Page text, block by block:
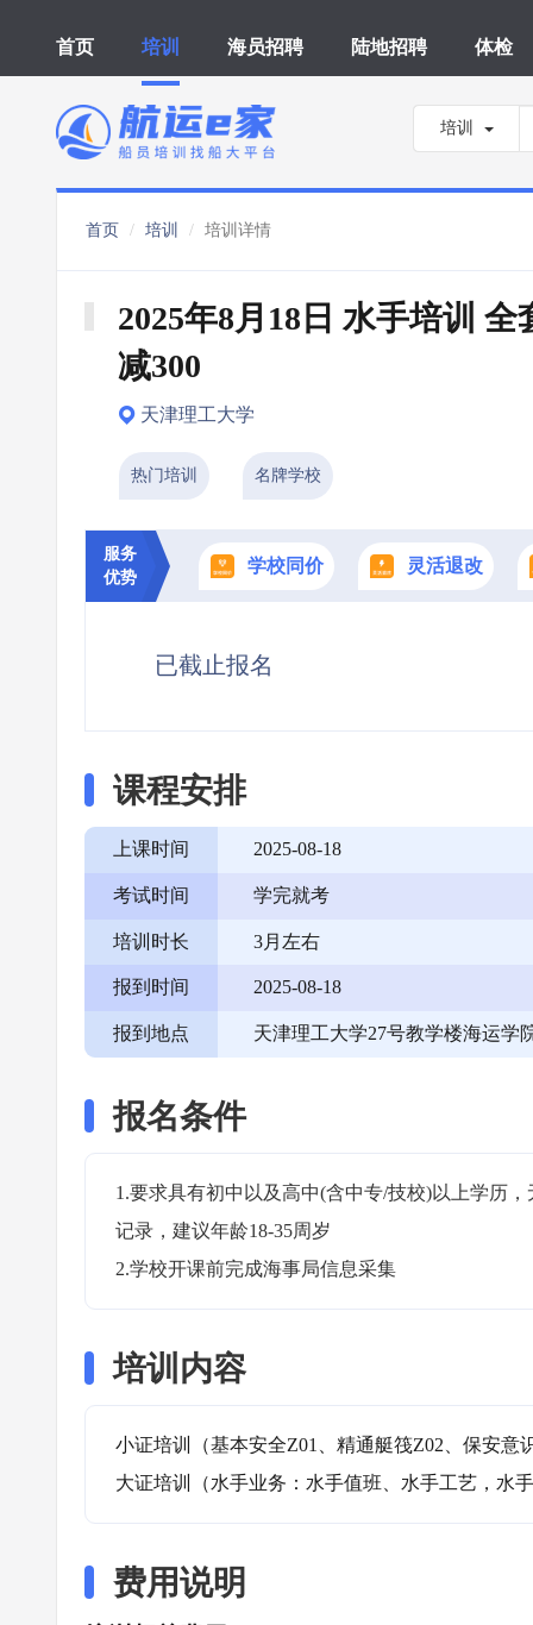
首页 培训 海员招聘 陆地招聘 体检
培训
首页 培训 培训详情
2025年8月18日 水手培训 全
减300
天津理工大学
热门培训 名牌学校
服务
优势
学校同价 灵活退改
已截止报名
课程安排
上课时间 2025-08-18
考试时间 学完就考
培训时长 3月左右
报到时间 2025-08-18
报到地点 天津理工大学27号教学楼海运学
报名条件
1.要求具有初中以及高中(含中专/技校)以上学历
记录，建议年龄18-35周岁
2.学校开课前完成海事局信息采集
培训内容
小证培训（基本安全Z01、精通艇筏Z02、保安意
大证培训（水手业务：水手值班、水手工艺，水
费用说明